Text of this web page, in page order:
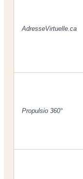
AdresseVirtuelle.ca
Propulsio 360°